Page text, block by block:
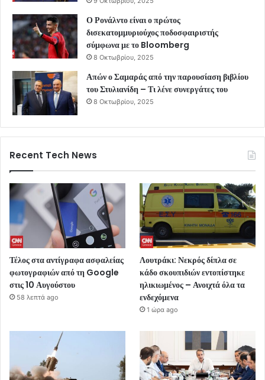
Ο Ρονάλντο είναι ο πρώτος
δισεκατομμυριούχος ποδοσφαιριστής
σύμφωνα με το Bloomberg
8 Οκτωβρίου, 2025
Απών ο Σαμαράς από την παρουσίαση βιβλίου
του Στυλιανίδη – Τι λένε συνεργάτες του
8 Οκτωβρίου, 2025
Recent Tech News
Τέλος στα αντίγραφα ασφαλείας
φωτογραφιών από τη Google
στις 10 Αυγούστου
58 λεπτά ago
Λουτράκι: Νεκρός δίπλα σε
κάδο σκουπιδιών εντοπίστηκε
ηλικιωμένος – Ανοιχτά όλα τα
ενδεχόμενα
1 ώρα ago